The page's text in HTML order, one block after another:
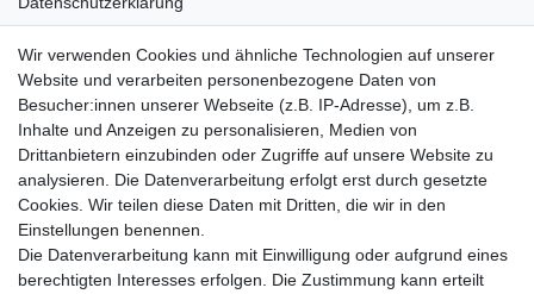
Barrierefreiheit
Anleitungen
Vertrag widerrufen
PARTNER
DHL
Wir verwenden Cookies und ähnliche Technologien auf unserer
Website und verarbeiten personenbezogene Daten von
Besucher:innen unserer Webseite (z.B. IP-Adresse), um z.B.
Inhalte und Anzeigen zu personalisieren, Medien von
Drittanbietern einzubinden oder Zugriffe auf unsere Website zu
analysieren. Die Datenverarbeitung erfolgt erst durch gesetzte
Cookies. Wir teilen diese Daten mit Dritten, die wir in den
Einstellungen benennen.
Die Datenverarbeitung kann mit Einwilligung oder aufgrund eines
berechtigten Interesses erfolgen. Die Zustimmung kann erteilt